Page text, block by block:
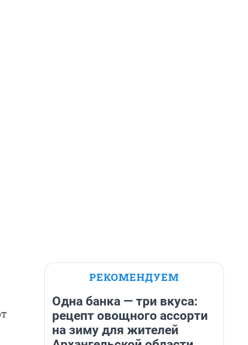
РЕКОМЕНДУЕМ
Одна банка — три вкуса:
рецепт овощного ассорти
на зиму для жителей